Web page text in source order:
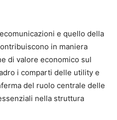
e quello della
in maniera
di valore economico sul
i comparti delle utility e
del ruolo centrale delle
nella struttura